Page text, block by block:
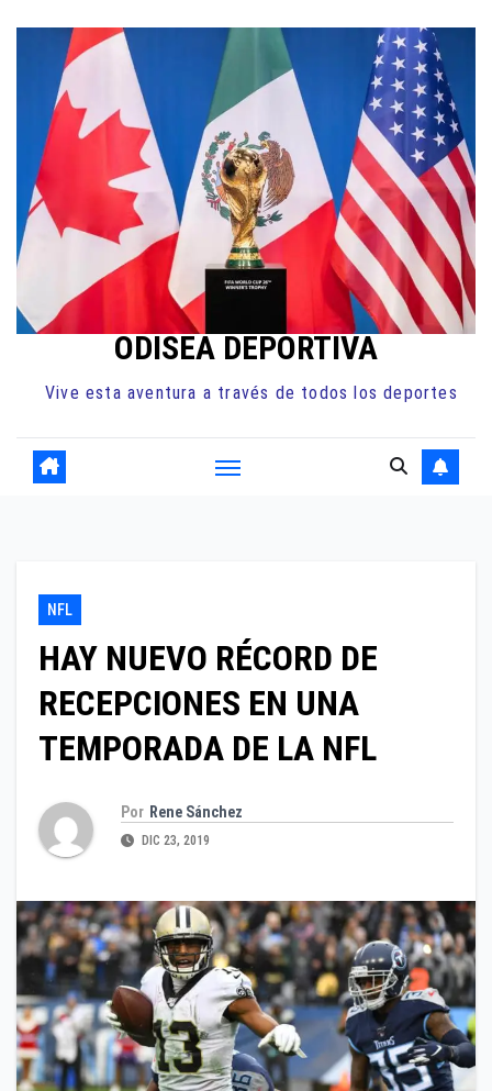
contenido
ODISEA DEPORTIVA
Vive esta aventura a través de todos los deportes
NFL
HAY NUEVO RÉCORD DE
RECEPCIONES EN UNA
TEMPORADA DE LA NFL
Por Rene Sánchez
DIC 23, 2019